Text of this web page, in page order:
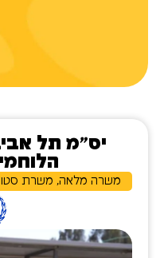
יס"מ תל
משרה מלאה, משרת